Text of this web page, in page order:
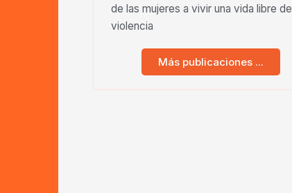
de las mujeres a vivir una vida libre de
violencia
Más publicaciones ...